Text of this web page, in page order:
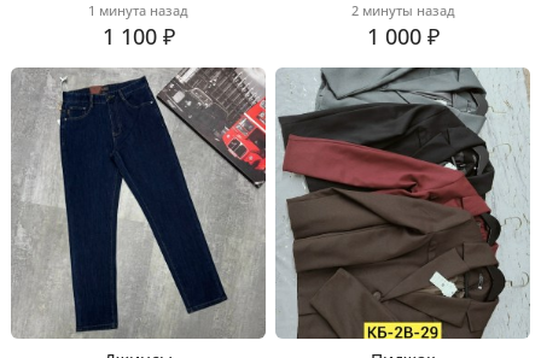
1 минута назад
1 100 ₽
2 минуты назад
1 000 ₽